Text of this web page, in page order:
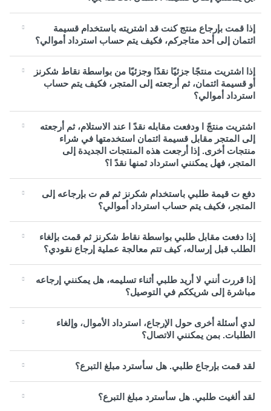
إذا قمت بإرجاع منتج كنت قد اشتريته باستخدام قسيمة
ائتمان إلى أحد متاجركم، فكيف يتم حساب استرداد أموالي؟
إذا اشتريت منتجًا جزئيًا نقدًا وجزئيًا من بواسطة نقاط شكرنز
أو قسيمة ائتمان، ثم أرجعته إلى المتجر، فكيف يتم حساب
استرداد أموالي؟
اشتريت منتجً ا ودفعت مقابله نقدً ا عند الاستلام، ثم أرجعته
إلى المتجر مقابل قسيمة ائتمان استخدمتها في شراء
منتجات أخرى. إذا أرجعت هذه المنتجات الجديدة إلى
المتجر، فهل يمكنني استرداد ثمنها نقدً ا؟
دفع ت قيمة طلبي باستخدام شكرنز ثم قم ت بإرجاعه إلى
المتجر، فكيف يتم حساب استرداد أموالي؟
إذا دفعت مقابل طلبي بواسطة نقاط شكرنز ثم قمت بإلغاء
الطلب قبل إرساله، كيف تتم معالجة عملية إرجاع نقودي؟
إذا قررت أنني لا أريد طلبي أثناء تسليمه، هل يمكنني إرجاعه
مباشرة إلى شريككم في التوصيل؟
لدي أسئلة أخرى حول الإرجاع، استرداد الأموال، وإلغاء
الطلبات. بمن يمكنني الاتصال؟
لقد قمت بإرجاع طلبي. هل سأسترد مبلغ التبرع؟
لقد ألغيت طلبي. هل سأسترد مبلغ التبرع؟